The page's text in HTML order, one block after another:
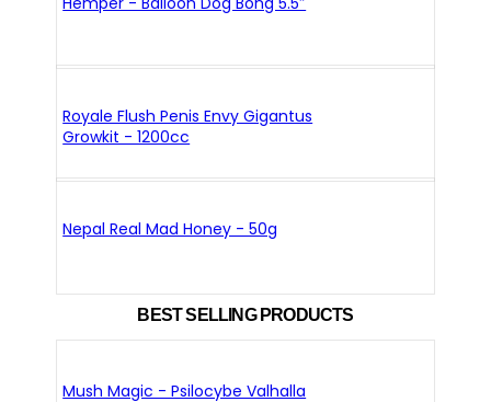
Royale Flush Penis Envy Gigantus
Growkit - 1200cc
Nepal Real Mad Honey - 50g
BEST SELLING PRODUCTS
Mush Magic - Psilocybe Valhalla